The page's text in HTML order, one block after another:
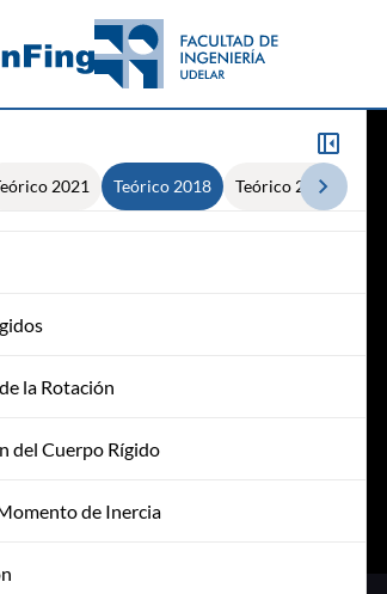
2021 Teórico 2018 Teórico 2014
Centro de Masa
Masa. Cantidad de Movimiento de un
e Inelástico
la Rotación
del Cuerpo Rígido
de Inercia